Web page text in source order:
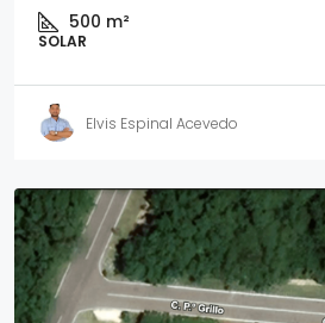
500 m²
SOLAR
Elvis Espinal Acevedo